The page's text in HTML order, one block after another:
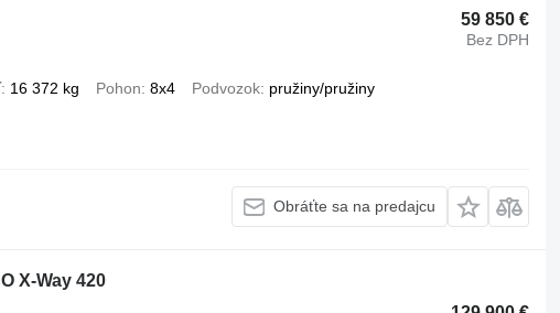
59 850 €
Bez DPH
16 372 kg Pohon 8x4 Podvozok pružiny/pružiny
Obráťte sa na predajcu
X-Way 420